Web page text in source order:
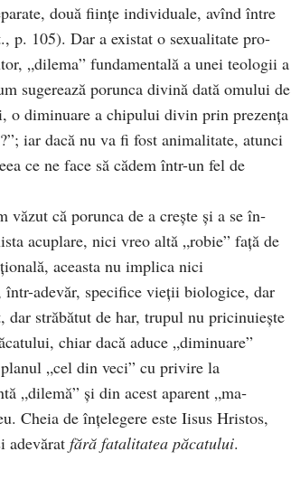
două fiinţe individuale, avînd între
p. 105). Dar a existat o sexualitate pro­
„dilema” fundamentală a unei teologii a
sugerează porunca divină dată omului de
o diminuare a chipului divin prin pre­zenţa
iar dacă nu va fi fost animalitate, atunci
ce ne face să cădem într-un fel de
văzut că porunca de a creşte şi a se în­
acuplare, nici vreo altă „robie” faţă de
aceasta nu implica nici
adevăr, specifice vieţii biologice, dar
străbătut de har, tru­pul nu pricinuieşte
chiar dacă aduce „diminuare”
„cel din veci” cu pri­vire la
„dilemă” şi din acest aparent „ma­
Cheia de înţelegere es­te Iisus Hristos,
ade­vărat fără fatalitatea păcatului.